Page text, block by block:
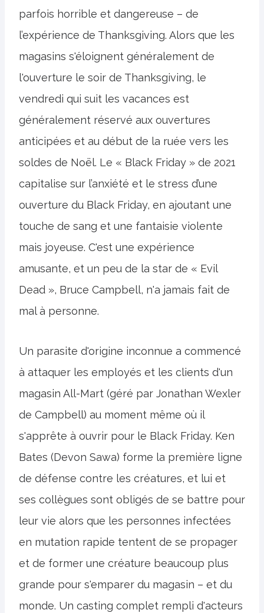
parfois horrible et dangereuse – de
l’expérience de Thanksgiving. Alors que les
magasins s'éloignent généralement de
l'ouverture le soir de Thanksgiving, le
vendredi qui suit les vacances est
généralement réservé aux ouvertures
anticipées et au début de la ruée vers les
soldes de Noël. Le « Black Friday » de 2021
capitalise sur l’anxiété et le stress d’une
ouverture du Black Friday, en ajoutant une
touche de sang et une fantaisie violente
mais joyeuse. C'est une expérience
amusante, et un peu de la star de « Evil
Dead », Bruce Campbell, n'a jamais fait de
mal à personne.
Un parasite d'origine inconnue a commencé
à attaquer les employés et les clients d'un
magasin All-Mart (géré par Jonathan Wexler
de Campbell) au moment même où il
s'apprête à ouvrir pour le Black Friday. Ken
Bates (Devon Sawa) forme la première ligne
de défense contre les créatures, et lui et
ses collègues sont obligés de se battre pour
leur vie alors que les personnes infectées
en mutation rapide tentent de se propager
et de former une créature beaucoup plus
grande pour s'emparer du magasin – et du
monde. Un casting complet rempli d'acteurs